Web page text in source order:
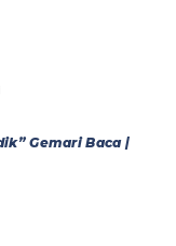
Gemari Baca |